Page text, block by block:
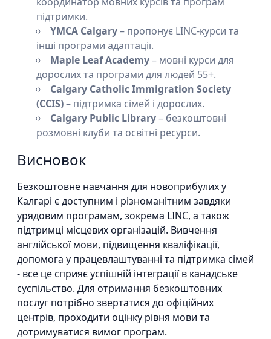
підтримки.
YMCA Calgary– пропонує LINC-курси та
інші програми адаптації.
Maple Leaf Academy– мовні курси для
дорослих та програми для людей 55+.
Calgary Catholic Immigration Society
(CCIS)– підтримка сімей і дорослих.
Calgary Public Library– безкоштовні
розмовні клуби та освітні ресурси.
Висновок
Безкоштовне навчання для новоприбулих у
Калгарі є доступним і різноманітним завдяки
урядовим програмам, зокрема LINC, а також
підтримці місцевих організацій. Вивчення
англійської мови, підвищення кваліфікації,
допомога у працевлаштуванні та підтримка сімей
- все це сприяє успішній інтеграції в канадське
суспільство. Для отримання безкоштовних
послуг потрібно звертатися до офіційних
центрів, проходити оцінку рівня мови та
дотримуватися вимог програм.